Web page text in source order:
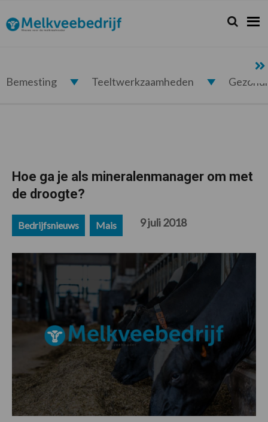
de
hoofdnavigatie
de
hoofd
de
eerste
de
voettekst
Melkveebedrijf.nl Zoeken...
Zoek
Bemesting Teeltwerkzaamheden
Hoe ga je als mineralenmanager om met
de droogte?
Bedrijfsnieuws Mais 9 juli 2018